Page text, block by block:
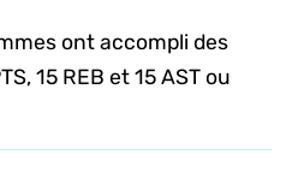
ont accompli des
15 REB et 15 AST ou